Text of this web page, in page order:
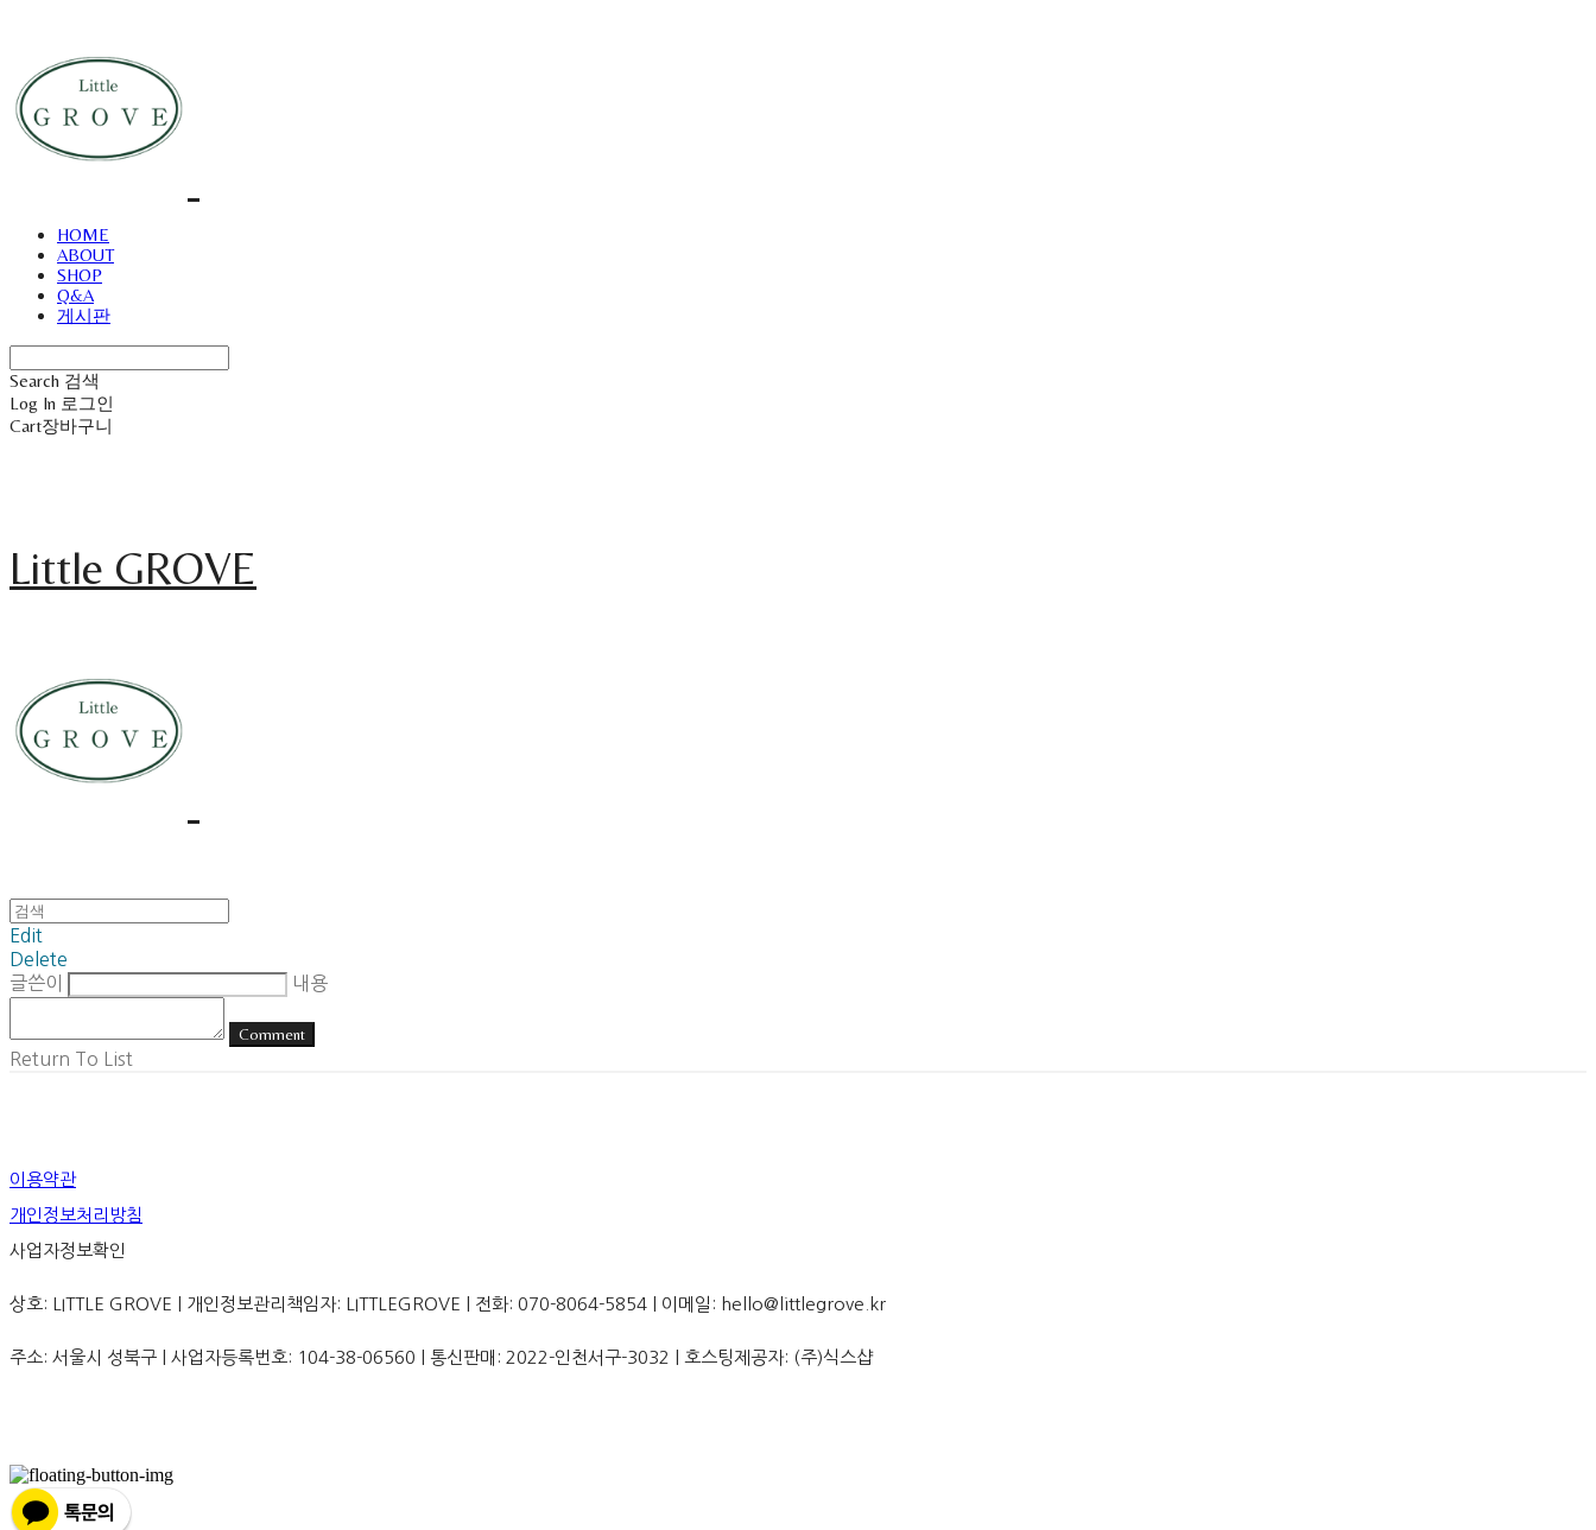
HOME
ABOUT
SHOP
Q&A
게시판
Search 검색
Log In 로그인
Cart장바구니
Little GROVE
Edit
Delete
글쓴이
내용
Comment
Return To List
이용약관
개인정보처리방침
사업자정보확인
상호: LITTLE GROVE | 개인정보관리책임자: LITTLEGROVE | 전화: 070-8064-5854 | 이메일: hello@littlegrove.kr
주소: 서울시 성북구 | 사업자등록번호: 104-38-06560 | 통신판매: 2022-인천서구-3032 | 호스팅제공자: (주)식스샵